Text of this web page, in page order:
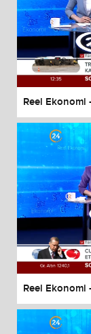
Reel
Reel